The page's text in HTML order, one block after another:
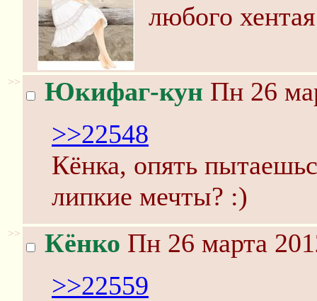
любого
>> Юкифаг-кун Пн 26
>>22548
Кёнка, опять
липкие мечты? :)
>> Кёнко Пн 26 марта
>>22559